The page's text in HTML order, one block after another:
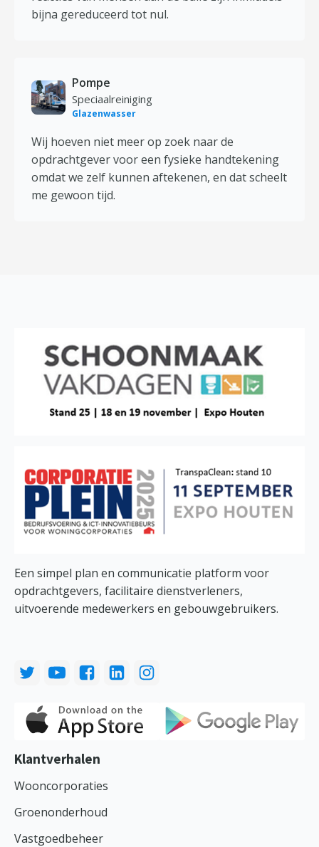
bijna gereduceerd tot nul.
Pompe
Speciaalreiniging
Glazenwasser
Wij hoeven niet meer op zoek naar de
opdrachtgever voor een fysieke handtekening
omdat we zelf kunnen aftekenen, en dat scheelt
me gewoon tijd.
Een simpel plan en communicatie platform voor
opdrachtgevers, facilitaire dienstverleners,
uitvoerende medewerkers en gebouwgebruikers.
Klantverhalen
Wooncorporaties
Groenonderhoud
Vastgoedbeheer